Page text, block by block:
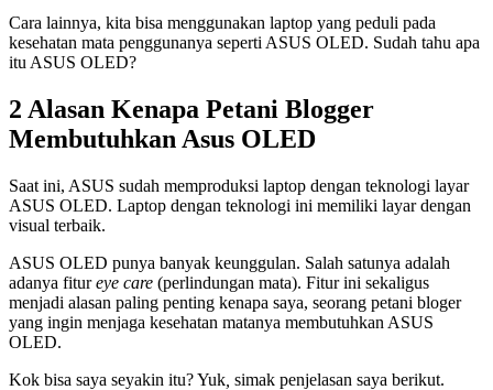
Cara lainnya, kita bisa menggunakan laptop yang peduli pada
kesehatan mata penggunanya seperti ASUS OLED. Sudah tahu apa
itu ASUS OLED?
2 Alasan Kenapa Petani Blogger
Membutuhkan Asus OLED
Saat ini, ASUS sudah memproduksi laptop dengan teknologi layar
ASUS OLED. Laptop dengan teknologi ini memiliki layar dengan
visual terbaik.
ASUS OLED punya banyak keunggulan. Salah satunya adalah
adanya fitureye care (perlindungan mata). Fitur ini sekaligus
menjadi alasan paling penting kenapa saya, seorang petani bloger
yang ingin menjaga kesehatan matanya membutuhkan ASUS
OLED.
Kok bisa saya seyakin itu? Yuk simak penjelasan saya berikut.